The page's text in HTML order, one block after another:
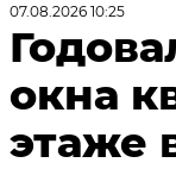
07.08.2026 10:25
окна
этаже